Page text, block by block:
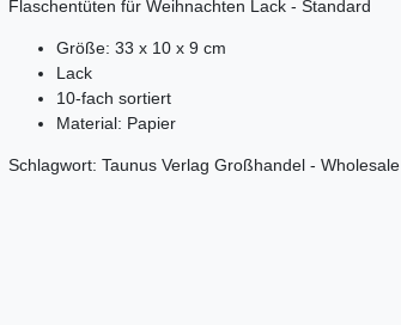
Flaschentüten für Weihnachten Lack - Standard
Größe: 33 x 10 x 9 cm
Lack
10-fach sortiert
Material: Papier
Schlagwort: Taunus Verlag Großhandel - Wholesale